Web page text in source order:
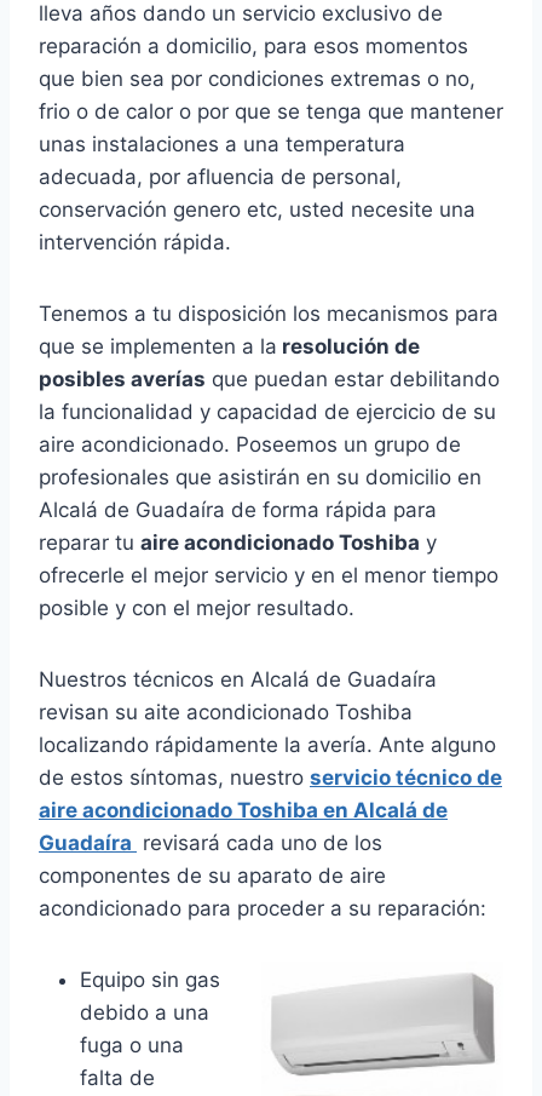
lleva años dando un servicio exclusivo de
reparación a domicilio, para esos momentos
que bien sea por condiciones extremas o no,
frio o de calor o por que se tenga que mantener
unas instalaciones a una temperatura
adecuada, por afluencia de personal,
conservación genero etc, usted necesite una
intervención rápida.
Tenemos a tu disposición los mecanismos para
que se implementen a la resolución de
posibles averías que puedan estar debilitando
la funcionalidad y capacidad de ejercicio de su
aire acondicionado. Poseemos un grupo de
profesionales que asistirán en su domicilio en
Alcalá de Guadaíra de forma rápida para
reparar tu aire acondicionado Toshiba y
ofrecerle el mejor servicio y en el menor tiempo
posible y con el mejor resultado.
Nuestros técnicos en Alcalá de Guadaíra
revisan su aite acondicionado Toshiba
localizando rápidamente la avería. Ante alguno
de estos síntomas, nuestro servicio técnico de
aire acondicionado Toshiba en Alcalá de
Guadaíra revisará cada uno de los
componentes de su aparato de aire
acondicionado para proceder a su reparación:
Equipo sin gas
debido a una
fuga o una
falta de